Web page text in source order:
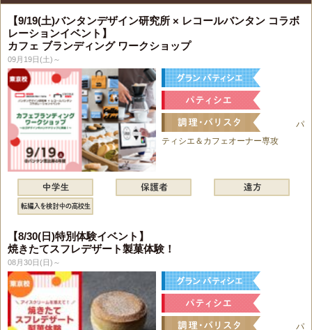
【9/19(土)バンタンデザイン研究所 × レコールバンタン コラボ
レーションイベント】
カフェ ブランディング ワークショップ
09月19日(土)～
パ
ティシエ＆カフェオーナー専攻
【8/30(日)特別体験イベント】
焼きたてスフレデザート製菓体験！
08月30日(日)～
パ